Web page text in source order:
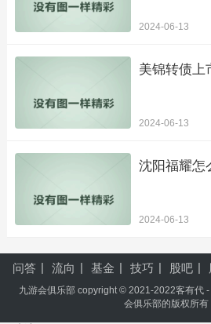
2024-06-13
美锦转债上
2024-06-13
沈阳福耀怎
2024-06-13
问答 流向 基金 技巧 股吧
九游会俱乐部 copyright © 2021-2022客有代
会俱乐部的版权所有